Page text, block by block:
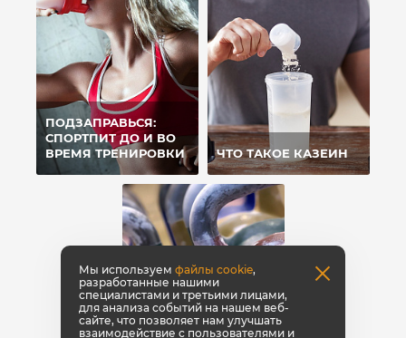
ПОДЗАПРАВЬСЯ:
СПОРТПИТ ДО И ВО
ВРЕМЯ ТРЕНИРОВКИ
ЧТО ТАКОЕ КАЗЕИН
Мы используемфайлы cookie,
разработанные нашими
специалистами и третьими лицами,
для анализа событий на нашем веб-
сайте, что позволяет нам улучшать
взаимодействие с пользователями и